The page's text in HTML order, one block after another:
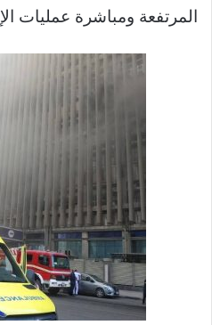
المرتفعة ومباشرة عمليات